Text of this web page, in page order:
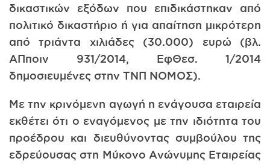
δικαστικών εξόδων που επιδικάστηκαν από
πολιτικό δικαστήριο ή για απαίτηση μικρότερη
από τριάντα χιλιάδες (30.000) ευρώ (βλ.
ΑΠποιν 931/2014, ΕφΘεσ. 1/2014
δημοσιευμένες στην ΤΝΠ ΝΟΜΟΣ).
Με την κρινόμενη αγωγή η ενάγουσα εταιρεία
εκθέτει ότι ο εναγόμενος με την ιδιότητα του
προέδρου και διευθύνοντας συμβούλου της
εδρεύουσας στη Μύκονο Ανώνυμης Εταιρείας